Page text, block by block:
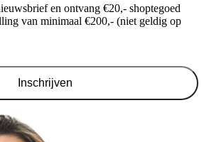
en ontvang €20,- shoptegoed
van minimaal €200,- (niet geldig op
Inschrijven